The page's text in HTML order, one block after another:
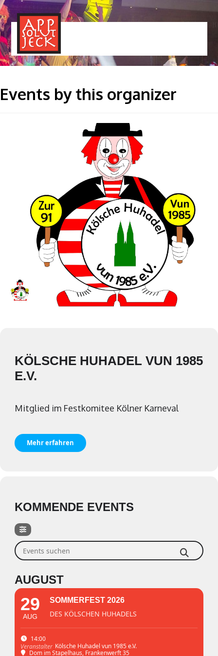
Events by this organizer
KÖLSCHE HUHADEL VUN 1985
E.V.
Mitglied im Festkomitee Kölner Karneval
Mehr erfahren
KOMMENDE EVENTS
Events suchen
AUGUST
14:00
Veranstalter Kölsche Huhadel vun 1985 e.V.
Dom im Stapelhaus, Frankenwerft 35
29
AUG
SOMMERFEST 2026
DES KÖLSCHEN HUHADELS